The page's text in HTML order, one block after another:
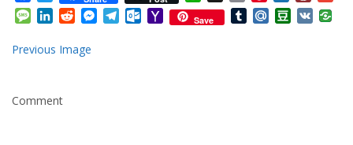
Mail
Message
LinkedIn
RedditMessenger
Telegram
Outlook.com
Yahoo
Mail
Save TumblrMail.RuDouban
VK
Previous Image
Comment